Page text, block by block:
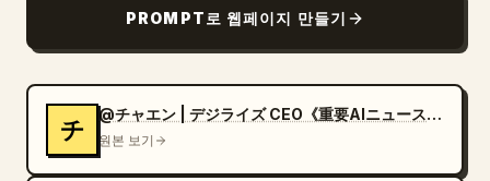
PROMPT로 웹페이지 만들기
チ
@チャエン | デジライズ CEO《重要AIニュースを毎日最速で発信⚡️》
원본 보기